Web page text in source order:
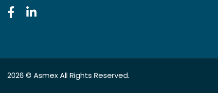
2026 © AsmexAll Rights Reserved.